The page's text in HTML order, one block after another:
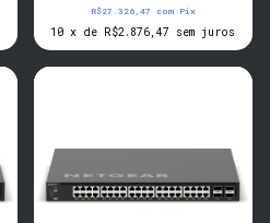
R$27.326,47
com Pix
10 x de R$2.876,47 sem juros